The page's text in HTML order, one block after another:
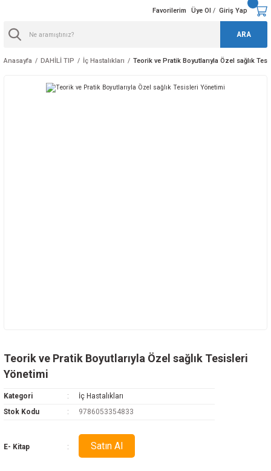
ARA
Favorilerim Üye Ol / Giriş Yap
Anasayfa DAHİLİ TIP İç Hastalıkları Teorik ve Pratik Boyutlarıyla Özel sağlık
Teorik ve Pratik Boyutlarıyla Özel sağlık Tesisleri
Yönetimi
Kategori
İç Hastalıkları
Stok Kodu
9786053354833
E- Kitap Satın Al